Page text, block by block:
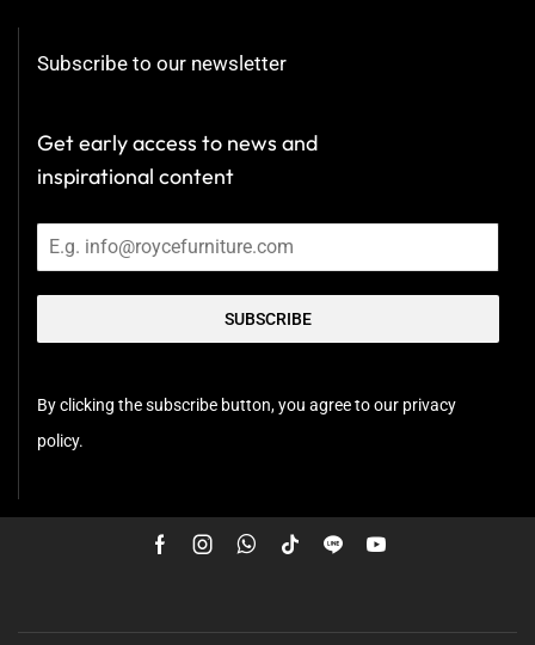
Subscribe to our newsletter
Get early access to news and
inspirational content
SUBSCRIBE
By clicking the subscribe button, you agree to our privacy
policy.